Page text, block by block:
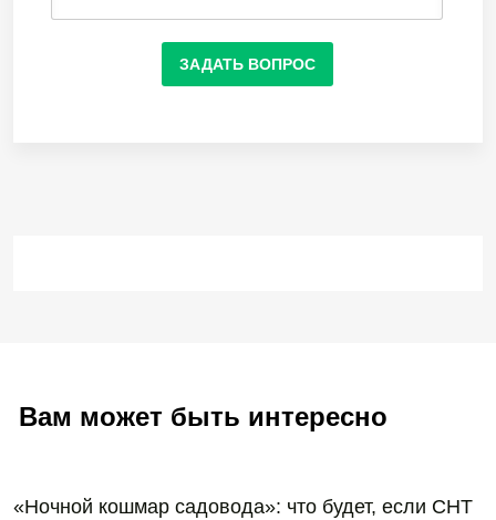
ЗАДАТЬ ВОПРОС
Вам может быть интересно
«Ночной кошмар садовода»: что будет, если СНТ